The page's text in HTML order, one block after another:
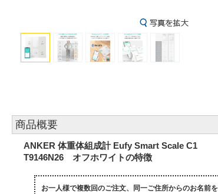
商品概要
ANKER 体重体組成計 Eufy Smart Scale C1
T9146N26 オフホワイトの特徴
お一人様で複数回のご注文、同一ご住所からのお名前